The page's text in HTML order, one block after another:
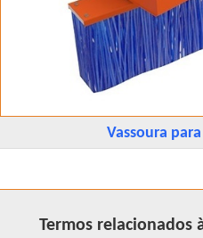
Vassoura
Termos relacionados